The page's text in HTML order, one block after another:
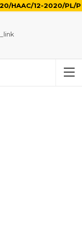
HAAC/12-2020/PL/P